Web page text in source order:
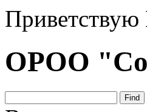
Приветствую
ОРОО